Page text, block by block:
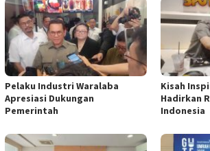
Pelaku Industri Waralaba
Apresiasi Dukungan
Pemerintah
Kisah
Hadirkan
Indonesia